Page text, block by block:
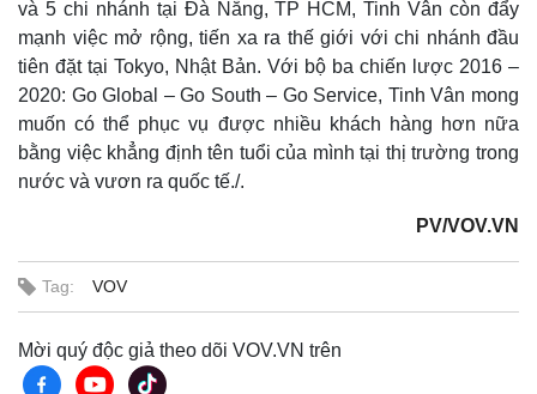
và 5 chi nhánh tại Đà Nẵng, TP HCM, Tinh Vân còn đẩy
mạnh việc mở rộng, tiến xa ra thế giới với chi nhánh đầu
tiên đặt tại Tokyo, Nhật Bản. Với bộ ba chiến lược 2016 –
2020: Go Global – Go South – Go Service, Tinh Vân mong
muốn có thể phục vụ được nhiều khách hàng hơn nữa
bằng việc khẳng định tên tuổi của mình tại thị trường trong
nước và vươn ra quốc tế./.
PV/VOV.VN
Tag: VOV
Mời quý độc giả theo dõi VOV.VN trên